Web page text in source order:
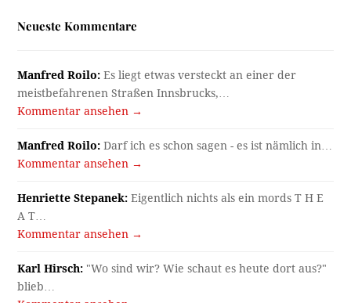
Neueste Kommentare
Manfred Roilo: Es liegt etwas versteckt an einer der
meistbefahrenen Straßen Innsbrucks,…
Kommentar ansehen →
Manfred Roilo: Darf ich es schon sagen - es ist nämlich in…
Kommentar ansehen →
Henriette Stepanek: Eigentlich nichts als ein mords T H E
A T…
Kommentar ansehen →
Karl Hirsch: "Wo sind wir? Wie schaut es heute dort aus?"
blieb…